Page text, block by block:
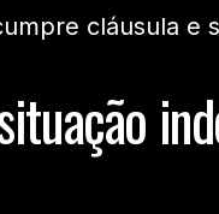
cláusula e